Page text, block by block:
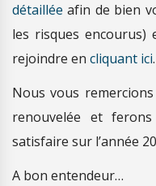
détaillée afin de bien
les risques
rejoindre en cliquant ici.
Nous vous
renouvelée et
satisfaire sur l’année
A bon entendeur…